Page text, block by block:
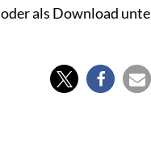
oder als Download